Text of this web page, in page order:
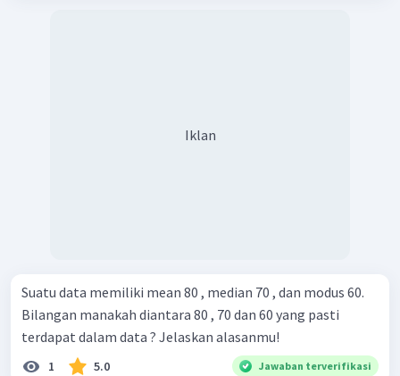
Iklan
Suatu data memiliki mean 80 , median 70 , dan modus 60.
Bilangan manakah diantara 80 , 70 dan 60 yang pasti
terdapat dalam data ? Jelaskan alasanmu!
1 5.0 Jawaban terverifikasi